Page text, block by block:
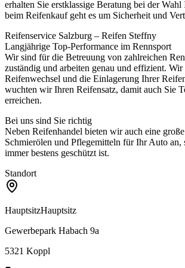
erhalten Sie erstklassige Beratung bei der
beim Reifenkauf geht es um Sicherheit und
Reifenservice Salzburg – Reifen Steffny
Langjährige Top-Performance im Rennsport
Wir sind für die Betreuung von zahlreichen
zuständig und arbeiten genau und effizient. Wir
Reifenwechsel und die Einlagerung Ihrer
wuchten wir Ihren Reifensatz, damit auch Sie
erreichen.
Bei uns sind Sie richtig
Neben Reifenhandel bieten wir auch eine
Schmierölen und Pflegemitteln für Ihr Auto an,
immer bestens geschützt ist.
Standort
HauptsitzHauptsitz
Gewerbepark Habach 9a
5321 Koppl